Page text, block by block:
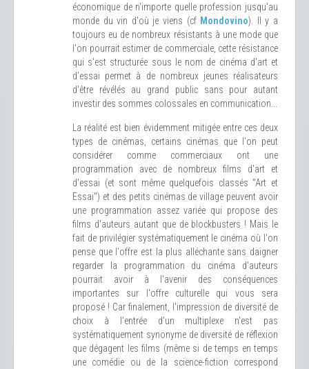
économique de n'importe quelle profession jusqu'au
monde du vin d'où je viens (cf Mondovino). Il y a
toujours eu de nombreux résistants à une mode que
l'on pourrait estimer de commerciale, cette résistance
qui s'est structurée sous le nom de cinéma d'art et
d'essai permet à de nombreux jeunes réalisateurs
d'être révélés au grand public sans pour autant
investir des sommes colossales en communication...
La réalité est bien évidemment mitigée entre ces deux
types de cinémas, certains cinémas que l'on peut
considérer comme commerciaux ont une
programmation avec de nombreux films d'art et
d'essai (et sont même quelquefois classés "Art et
Essai") et des petits cinémas de village peuvent avoir
une programmation assez variée qui propose des
films d'auteurs autant que de blockbusters ! Mais le
fait de privilégier systématiquement le cinéma où l'on
pense que l'offre est la plus alléchante sans daigner
regarder la programmation du cinéma d'auteurs
pourrait avoir à l'avenir des conséquences
importantes sur l'offre culturelle qui vous sera
proposé ! Car finalement, l'impression de diversité de
choix à l'entrée d'un multiplexe n'est pas
systématiquement synonyme de diversité de réflexion
que dégagent les films (même si de temps en temps
une comédie ou de la science-fiction correspond